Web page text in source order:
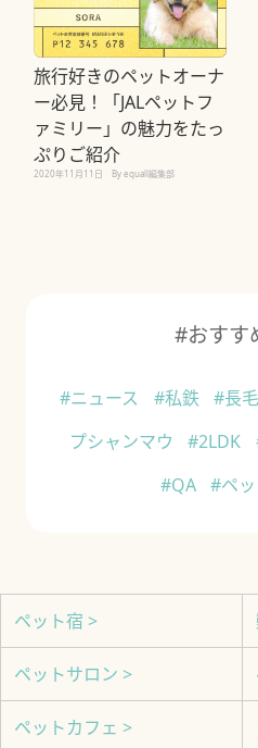
旅行好きのペットオーナ
ー必見！「JALペットフ
ァミリー」の魅力をたっ
ぷりご紹介
2020年11月11日 By equall編集部
#おすす
#ニュース #私鉄 #長毛
プシャンマウ
#2LDK
#QA
#ペ
ペット宿 >
ペットサロン >
ペットカフェ >